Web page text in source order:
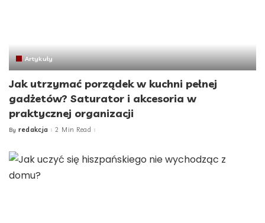
Artykuły
Jak utrzymać porządek w kuchni pełnej
gadżetów? Saturator i akcesoria w
praktycznej organizacji
Posted
By redakcja 2 Min Read